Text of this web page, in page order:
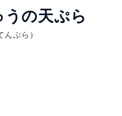
うの天ぷら
んぷら）